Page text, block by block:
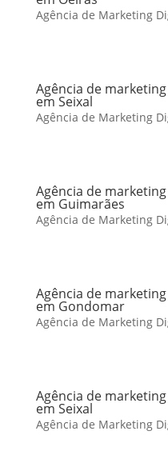
Agência de Marketing
Agência de
em Seixal
Agência de Marketing
Agência de
em Guimarães
Agência de Marketing
Agência de
em Gondomar
Agência de Marketing
Agência de
em Seixal
Agência de Marketing